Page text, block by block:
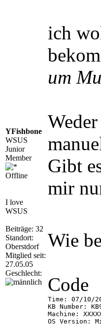
YFishbone
WSUS
Junior
Member
Offline
I love
WSUS
Beiträge: 32
Standort:
Oberstdorf
Mitglied seit:
27.05.05
Geschlecht:
ich
um
Gibt
mir
Wie
Code
Time: 07/10/
KB Number:
Machine:
OS Version: